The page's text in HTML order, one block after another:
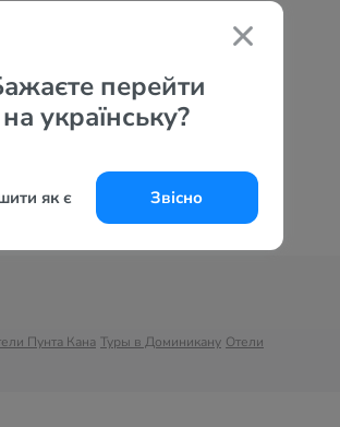
перейти
на українську?
як є Звісно
de Bravaro, Баваро, 23301 Пунта-Кана,
Пунта Кана Туры в Доминикану Отели